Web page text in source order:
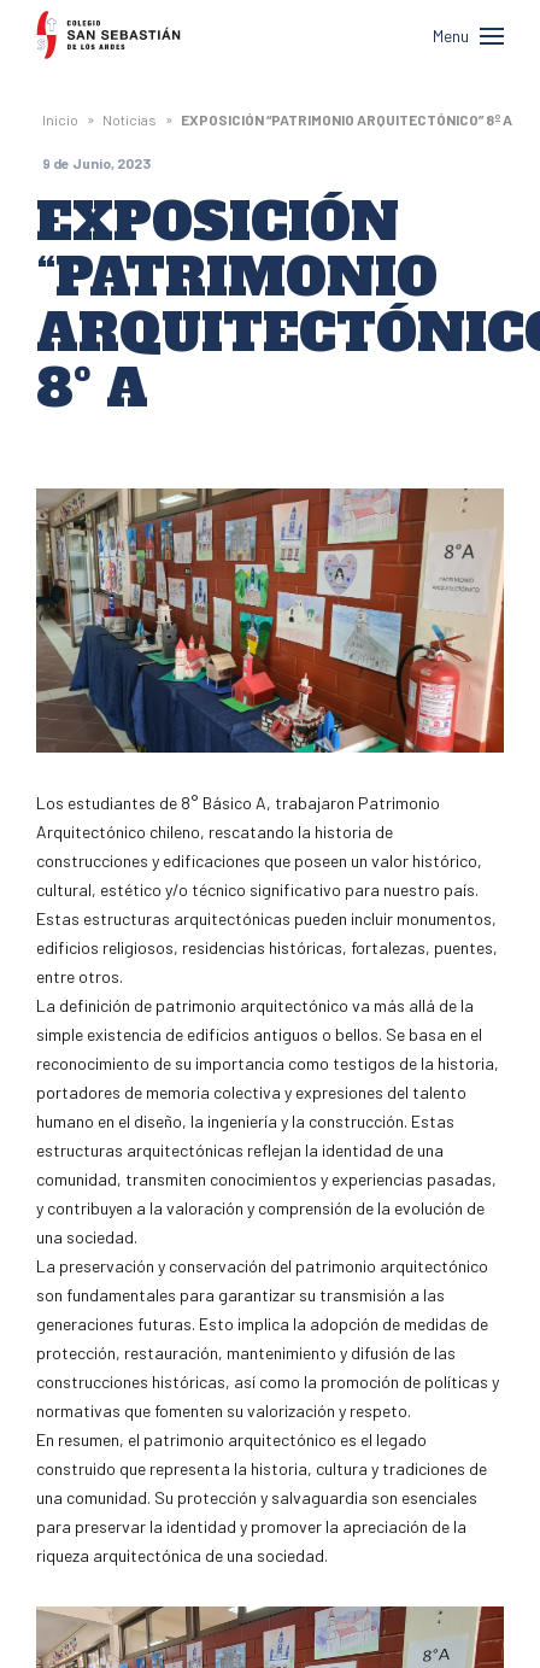
Colegio
San
Sebastián
de
Los
Andes
Menu
Inicio » Noticias » EXPOSICIÓN “PATRIMONIO ARQUITECTÓNICO” 8º A
9 de Junio, 2023
EXPOSICIÓN
“PATRIMONIO
8º A
Los estudiantes de 8° Básico A, trabajaron Patrimonio
Arquitectónico chileno, rescatando la historia de
construcciones y edificaciones que poseen un valor histórico,
cultural, estético y/o técnico significativo para nuestro país.
Estas estructuras arquitectónicas pueden incluir monumentos,
edificios religiosos, residencias históricas, fortalezas, puentes,
entre otros.
La definición de patrimonio arquitectónico va más allá de la
simple existencia de edificios antiguos o bellos. Se basa en el
reconocimiento de su importancia como testigos de la historia,
portadores de memoria colectiva y expresiones del talento
humano en el diseño, la ingeniería y la construcción. Estas
estructuras arquitectónicas reflejan la identidad de una
comunidad, transmiten conocimientos y experiencias pasadas,
y contribuyen a la valoración y comprensión de la evolución de
una sociedad.
La preservación y conservación del patrimonio arquitectónico
son fundamentales para garantizar su transmisión a las
generaciones futuras. Esto implica la adopción de medidas de
protección, restauración, mantenimiento y difusión de las
construcciones históricas, así como la promoción de políticas y
normativas que fomenten su valorización y respeto.
En resumen, el patrimonio arquitectónico es el legado
construido que representa la historia, cultura y tradiciones de
una comunidad. Su protección y salvaguardia son esenciales
para preservar la identidad y promover la apreciación de la
riqueza arquitectónica de una sociedad.